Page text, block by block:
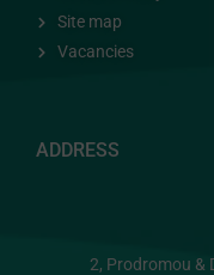
Site map
Vacancies
ADDRESS
2, Prodromou &